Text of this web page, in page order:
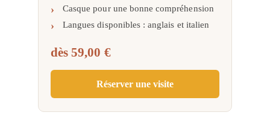
Casque pour une bonne compréhension
Langues disponibles : anglais et italien
dès 59,00 €
Réserver une visite